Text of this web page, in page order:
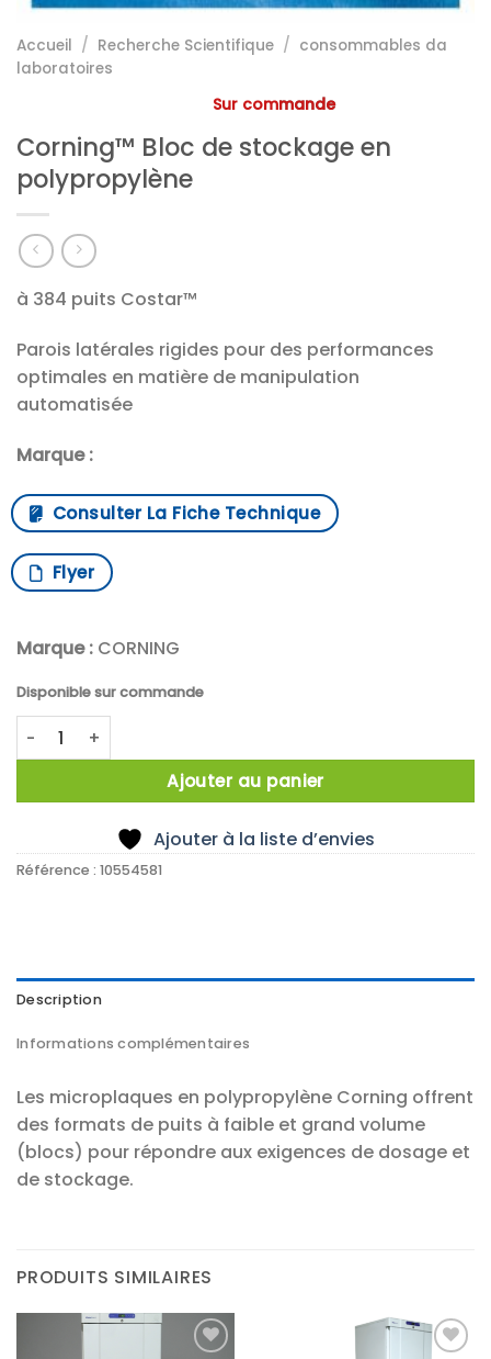
Accueil / Recherche Scientifique / consommables da
laboratoires
Sur commande
Corning™ Bloc de stockage en
polypropylène
à 384 puits Costar™
Parois latérales rigides pour des performances
optimales en matière de manipulation
automatisée
Marque :
Consulter La Fiche Technique
Flyer
Marque : CORNING
Disponible sur commande
quantité de Corning™ Bloc de stockage en polypropylène
Ajouter au panier
Ajouter à la liste d’envies
Référence : 10554581
Description
Informations complémentaires
Les microplaques en polypropylène Corning offrent
des formats de puits à faible et grand volume
(blocs) pour répondre aux exigences de dosage et
de stockage.
PRODUITS SIMILAIRES